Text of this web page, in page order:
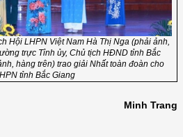
Hội LHPN Việt Nam Hà Thị Nga (phải ảnh,
trực Tỉnh ủy, Chủ tịch HĐND tỉnh Bắc
hàng trên) trao giải Nhất toàn đoàn cho
tỉnh Bắc Giang
Minh Trang